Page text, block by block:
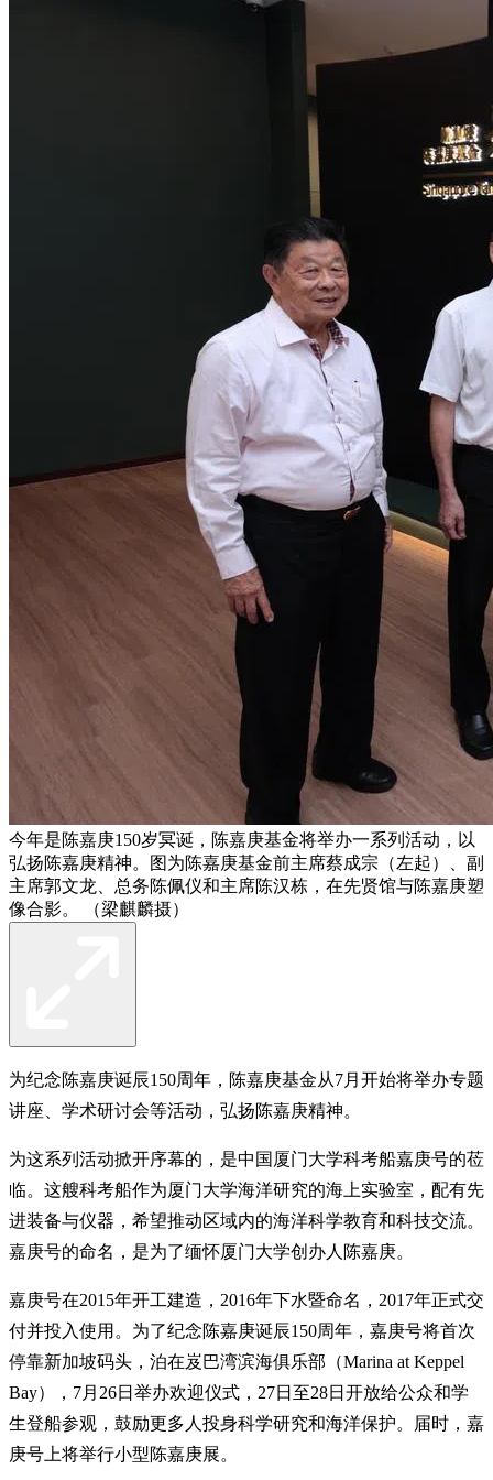
今年是陈嘉庚150岁冥诞，陈嘉庚基金将举办一系列活动，以
弘扬陈嘉庚精神。图为陈嘉庚基金前主席蔡成宗（左起）、副
主席郭文龙、总务陈佩仪和主席陈汉栋，在先贤馆与陈嘉庚塑
像合影。 （梁麒麟摄）
为纪念陈嘉庚诞辰150周年，陈嘉庚基金从7月开始将举办专题
讲座、学术研讨会等活动，弘扬陈嘉庚精神。
为这系列活动掀开序幕的，是中国厦门大学科考船嘉庚号的莅
临。这艘科考船作为厦门大学海洋研究的海上实验室，配有先
进装备与仪器，希望推动区域内的海洋科学教育和科技交流。
嘉庚号的命名，是为了缅怀厦门大学创办人陈嘉庚。
嘉庚号在2015年开工建造，2016年下水暨命名，2017年正式交
付并投入使用。为了纪念陈嘉庚诞辰150周年，嘉庚号将首次
停靠新加坡码头，泊在岌巴湾滨海俱乐部（Marina at Keppel
Bay），7月26日举办欢迎仪式，27日至28日开放给公众和学
生登船参观，鼓励更多人投身科学研究和海洋保护。届时，嘉
庚号上将举行小型陈嘉庚展。